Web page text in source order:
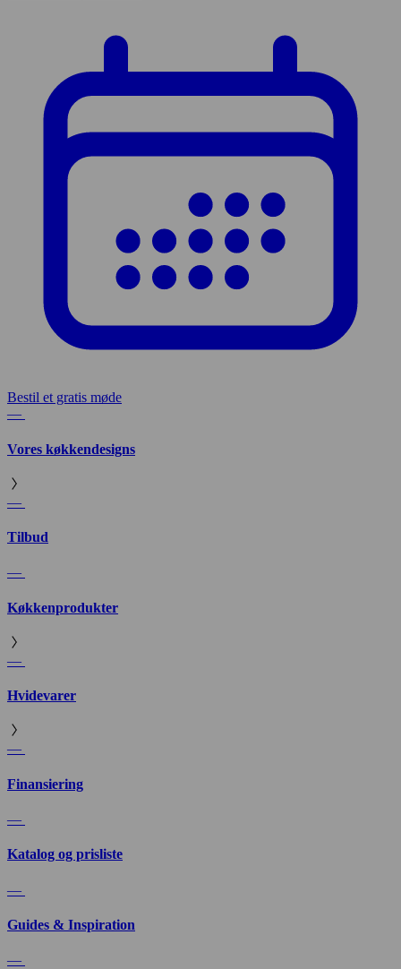
Bestil et gratis møde
—
Vores køkkendesigns
—
Tilbud
—
Køkkenprodukter
—
Hvidevarer
—
Finansiering
—
Katalog og prisliste
—
Guides & Inspiration
—